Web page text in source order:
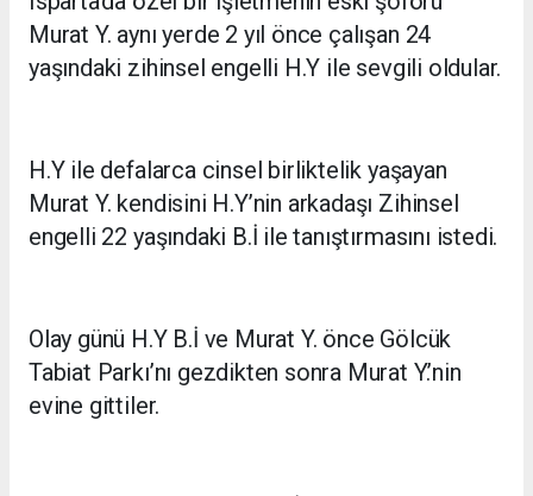
Murat Y. aynı yerde 2 yıl önce çalışan 24
yaşındaki zihinsel engelli H.Y ile sevgili oldular.
H.Y ile defalarca cinsel birliktelik yaşayan
Murat Y. kendisini H.Y’nin arkadaşı Zihinsel
engelli 22 yaşındaki B.İ ile tanıştırmasını istedi.
Olay günü H.Y B.İ ve Murat Y. önce Gölcük
Tabiat Parkı’nı gezdikten sonra Murat Y.’nin
evine gittiler.